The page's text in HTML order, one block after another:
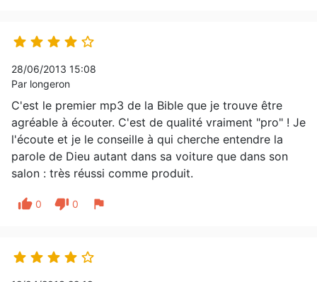
    
28/06/2013 15:08
Par longeron
C'est le premier mp3 de la Bible que je trouve être
agréable à écouter. C'est de qualité vraiment "pro" ! Je
l'écoute et je le conseille à qui cherche entendre la
parole de Dieu autant dans sa voiture que dans son
salon : très réussi comme produit.
thumb_up 0 thumb_down 0 flag
    